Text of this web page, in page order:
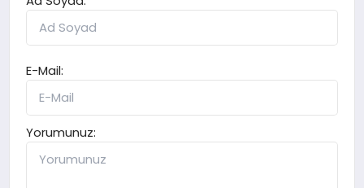
E-Mail:
Yorumunuz: